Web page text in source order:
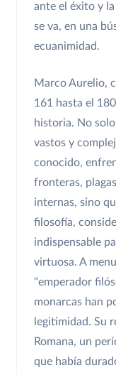
ante el éxito y
se va, en una
ecuanimidad.
Marco Aurelio,
161 hasta el
historia. No
vastos y
conocido,
fronteras,
internas, sino
filosofía,
indispensable
virtuosa. A
"emperador
monarcas han
legitimidad. Su
Romana, un
que había